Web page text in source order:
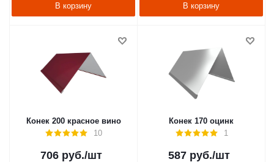
В корзину В корзину
Конек 200 красное вино
10
706 руб./шт
Конек 170 оцинк
1
587 руб./шт